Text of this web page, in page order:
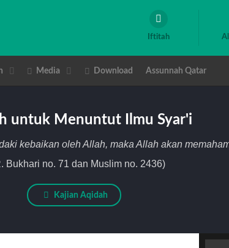
Iftitah
Media Download Assunnah Qatar
untuk Menuntut Ilmu Syar'i
kebaikan oleh Allah, maka Allah akan
Bukhari no. 71 dan Muslim no. 2436)
Kajian Aqidah